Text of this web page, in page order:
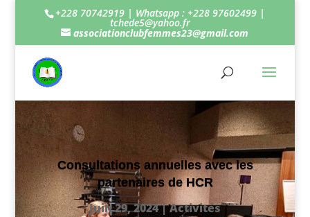
+228 70742919 | Whatsapp : +228 97602499 |
tchede5@yahoo.fr
associationclubfemmes23@gmail.com
Consultations annuelles avec les
partenaires de HCR
Juin 29, 2024|Activités